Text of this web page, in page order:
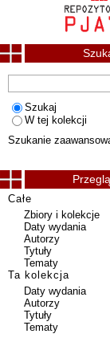
Szukaj
W tej kolekcji
Szukanie
Całe
Zbiory i kolekcje
Daty wydania
Autorzy
Tytuły
Tematy
Ta kolekcja
Daty wydania
Autorzy
Tytuły
Tematy